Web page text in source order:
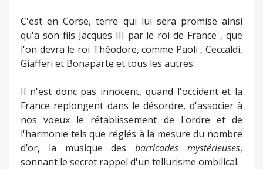
C'est en Corse, terre qui lui sera promise ainsi
qu'a son fils Jacques III par le roi de France , que
l'on devra le roi Théodore, comme Paoli , Ceccaldi,
Giafferi et Bonaparte et tous les autres.
Il n'est donc pas innocent, quand l'occident et la
France replongent dans le désordre, d'associer à
nos voeux le rétablissement de l'ordre et de
l'harmonie tels que réglés à la mesure du nombre
d’or, la musique desbarricades mystérieuses,
sonnant le secret rappel d'un tellurisme ombilical.